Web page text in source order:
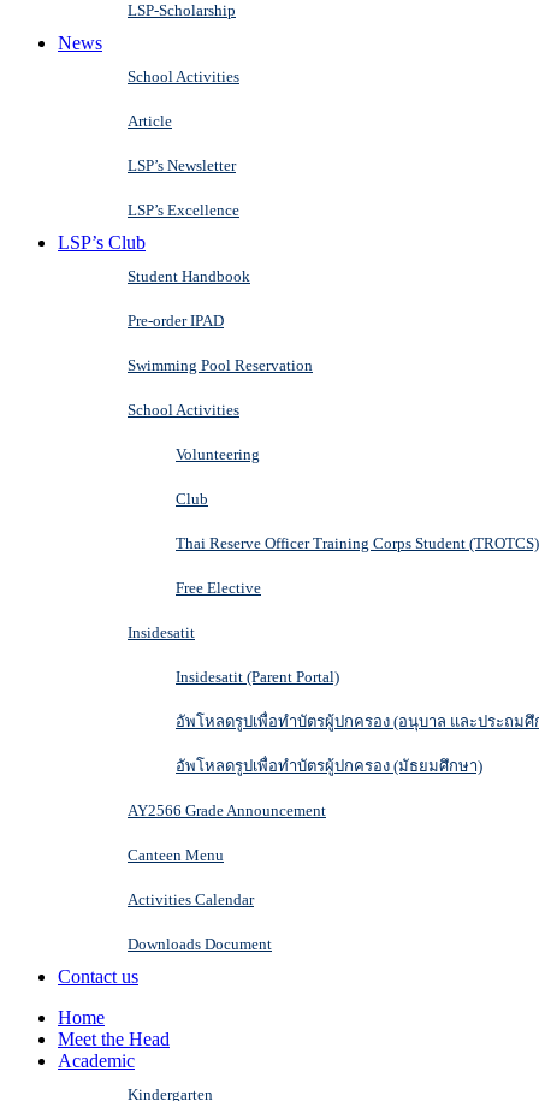
LSP-Scholarship
News
School Activities
Article
LSP’s Newsletter
LSP’s Excellence
LSP’s Club
Student Handbook
Pre-order IPAD
Swimming Pool Reservation
School Activities
Volunteering
Club
Thai Reserve Officer Training Corps Student (TROTCS)
Free Elective
Insidesatit
Insidesatit (Parent Portal)
อัพโหลดรูปเพื่อทำบัตรผู้ปกครอง (อนุบาล และประถมศึ
อัพโหลดรูปเพื่อทำบัตรผู้ปกครอง (มัธยมศึกษา)
AY2566 Grade Announcement
Canteen Menu
Activities Calendar
Downloads Document
Contact us
Home
Meet the Head
Academic
Kindergarten